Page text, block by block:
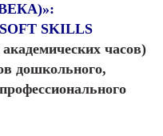
SKILLS
академических часов)
дошкольного,